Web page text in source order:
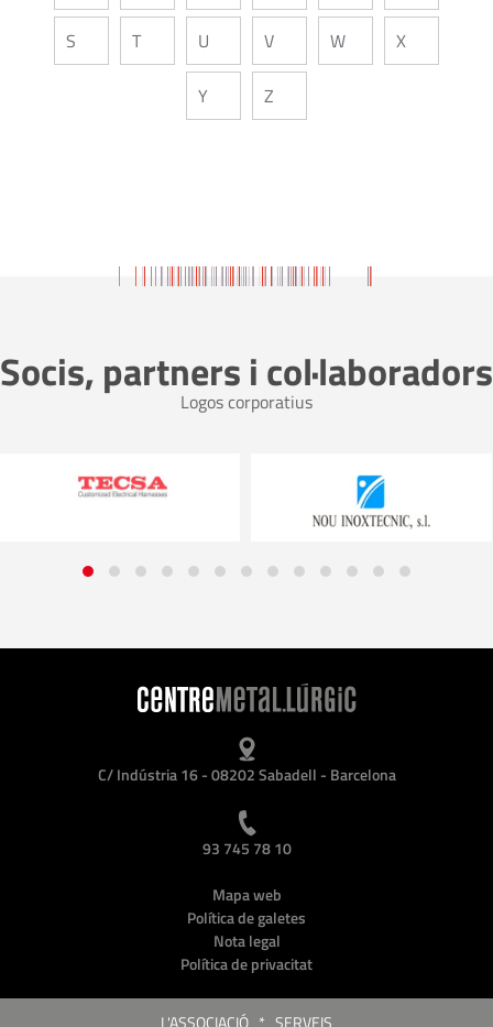
S T U V W X
Y Z
Socis, partners i col·laboradors
Logos corporatius
C/ Indústria 16 - 08202 Sabadell - Barcelona
93 745 78 10
Mapa web
Política de galetes
Nota legal
Política de privacitat
L'ASSOCIACIÓ * SERVEIS